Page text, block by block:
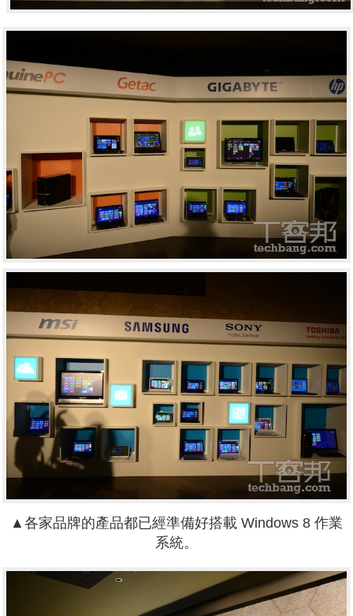
▲各家品牌的產品都已經準備好搭載 Windows 8 作業
系統。